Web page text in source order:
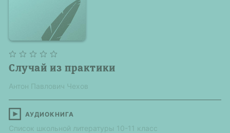
Случай из практики
Антон Павлович Чехов
АУДИОКНИГА
Список школьной литературы 10-11 класс